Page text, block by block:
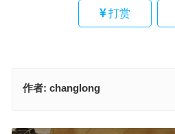
打赏
作者: changlong